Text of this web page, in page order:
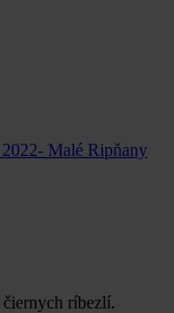
ríbezlí.